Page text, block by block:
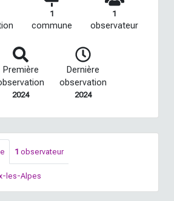
1
commune
1
observateur
Première
2024
Dernière
observation
2024
1 observateur
les-Alpes